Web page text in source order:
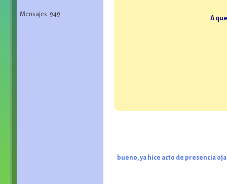
Mensajes: 949
A
bueno, ya hice acto de presencia